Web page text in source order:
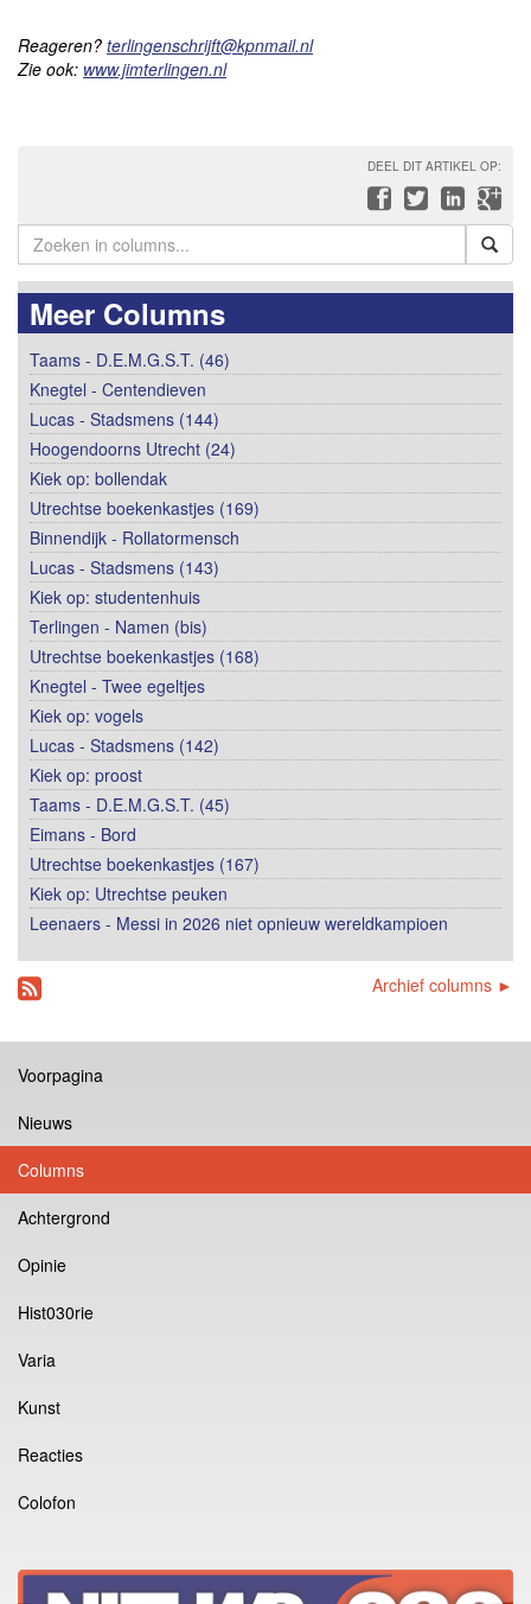
Reageren? terlingenschrijft@kpnmail.nl
Zie ook: www.jimterlingen.nl
DEEL DIT ARTIKEL OP:
Meer Columns
Taams - D.E.M.G.S.T. (46)
Knegtel - Centendieven
Lucas - Stadsmens (144)
Hoogendoorns Utrecht (24)
Kiek op: bollendak
Utrechtse boekenkastjes (169)
Binnendijk - Rollatormensch
Lucas - Stadsmens (143)
Kiek op: studentenhuis
Terlingen - Namen (bis)
Utrechtse boekenkastjes (168)
Knegtel - Twee egeltjes
Kiek op: vogels
Lucas - Stadsmens (142)
Kiek op: proost
Taams - D.E.M.G.S.T. (45)
Eimans - Bord
Utrechtse boekenkastjes (167)
Kiek op: Utrechtse peuken
Leenaers - Messi in 2026 niet opnieuw wereldkampioen
Archief columns ►
Voorpagina
Nieuws
Columns
Achtergrond
Opinie
Hist030rie
Varia
Kunst
Reacties
Colofon